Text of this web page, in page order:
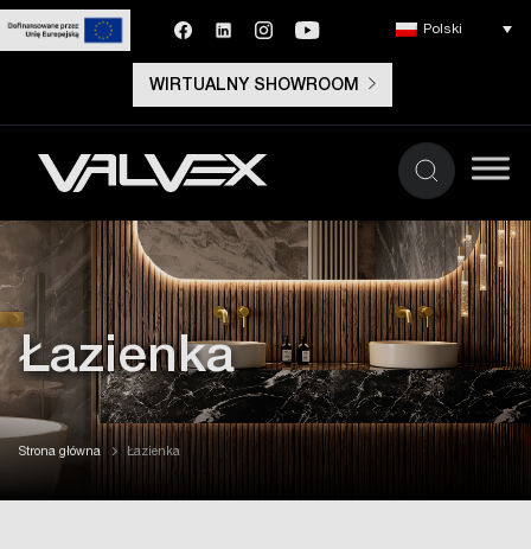
WIRTUALNY SHOWROOM
Polski
Łazienka
Strona główna Łazienka